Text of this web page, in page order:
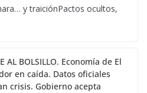
y traiciónPactos ocultos,
AL BOLSILLO. Economía de El
en caída. Datos oficiales
crisis. Gobierno acepta